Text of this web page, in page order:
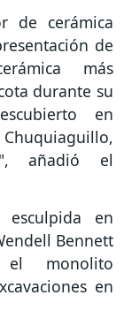
de cerámica
de
más
durante su
en
añadió el
en
Bennett
monolito
en